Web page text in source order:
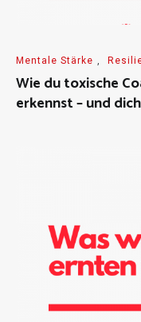
Mentale Stärke
Wie du toxische
erkennst – und